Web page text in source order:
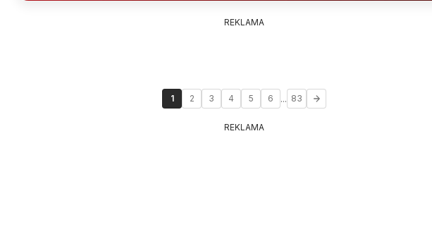
REKLAMA
1 2 3 4 5 6 ... 83
REKLAMA